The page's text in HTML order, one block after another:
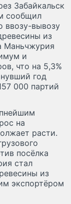
Забайкальск
сообщил
ввозу-вывозу
из
Маньчжурия
и
что на 5,3%
год
000 партий
на
расти.
посёлка
стал
из
экспортёром